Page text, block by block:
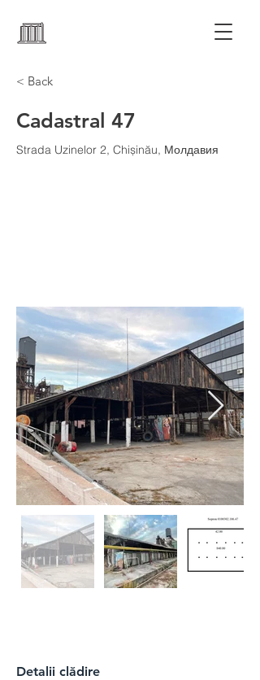
< Back
Cadastral 47
Strada Uzinelor 2, Chișinău, Молдавия
Detalii clădire